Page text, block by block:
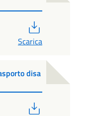
Scarica
disa